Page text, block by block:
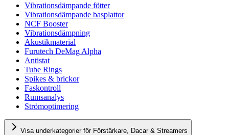
Vibrationsdämpande fötter
Vibrationsdämpande basplattor
NCF Booster
Vibrationsdämpning
Akustikmaterial
Furutech DeMag Alpha
Antistat
Tube Rings
Spikes & brickor
Faskontroll
Rumsanalys
Strömoptimering
Visa underkategorier för Förstärkare, Dacar & Streamers